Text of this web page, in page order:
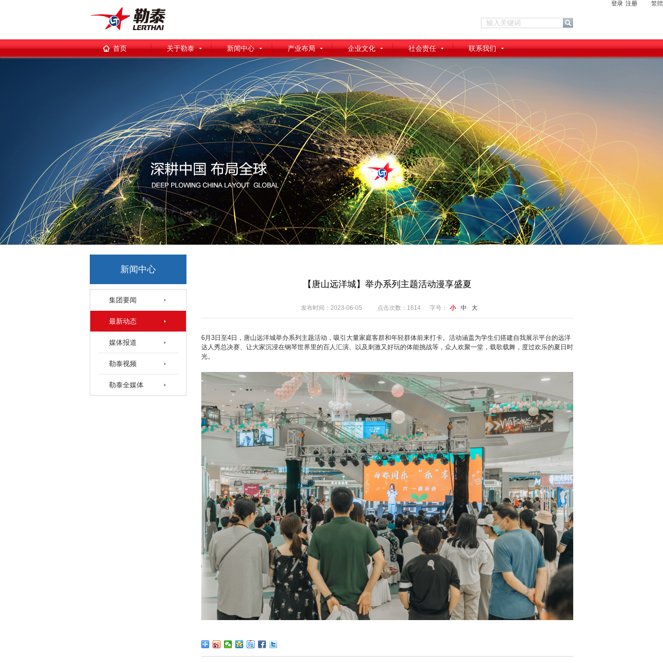
登录 注册 繁體
首页 关于勒泰 新闻中心 产业布局 企业文化 社会责任 联系我们
新闻中心
集团要闻
最新动态
媒体报道
勒泰视频
勒泰全媒体
【唐山远洋城】举办系列主题活动漫享盛夏
发布时间：2023-06-05 点击次数： 1614 字号： 小 中 大
6月3日至4日，唐山远洋城举办系列主题活动，吸引大量家庭客群和年轻群体前来打卡。活动涵盖为学生们搭建自我展示平台的远洋
达人秀总决赛、让大家沉浸在钢琴世界里的百人汇演、以及刺激又好玩的体能挑战等，众人欢聚一堂，载歌载舞，度过欢乐的夏日时
光。